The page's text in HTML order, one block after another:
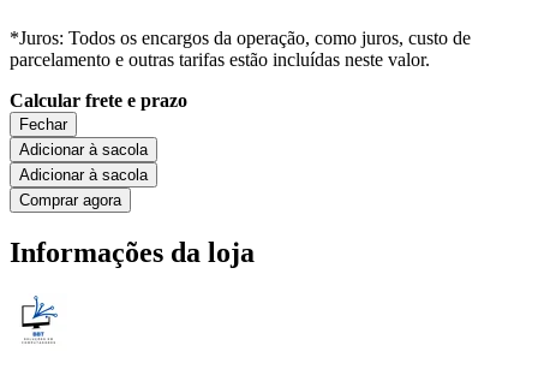
*Juros: Todos os encargos da operação, como juros, custo de
parcelamento e outras tarifas estão incluídas neste valor.
Calcular frete e prazo
Fechar
Adicionar à sacola
Adicionar à sacola
Comprar agora
Informações da loja